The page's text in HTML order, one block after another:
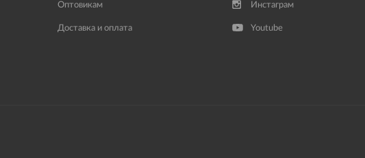
Оптовикам
Доставка и оплата
Инстаграм
Youtube